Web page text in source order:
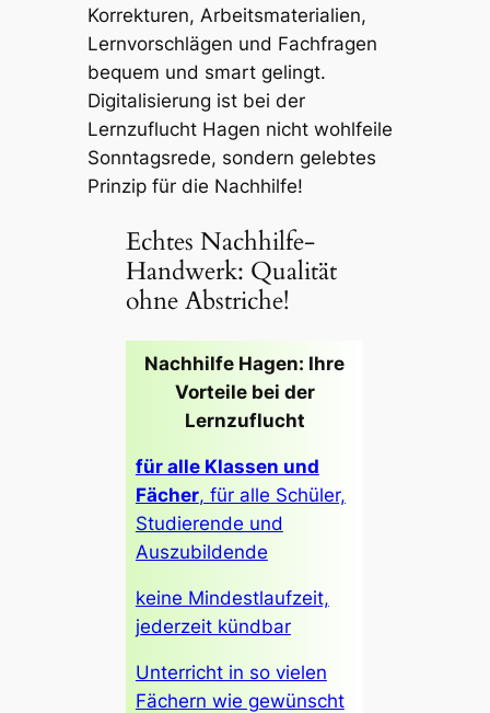
Korrekturen, Arbeitsmaterialien,
Lernvorschlägen und Fachfragen
bequem und smart gelingt.
Digitalisierung ist bei der
Lernzuflucht Hagen nicht wohlfeile
Sonntagsrede, sondern gelebtes
Prinzip für die Nachhilfe!
Echtes Nachhilfe-
Handwerk: Qualität
ohne Abstriche!
Nachhilfe Hagen: Ihre
Vorteile bei der
Lernzuflucht
für alle Klassen und
Fächer, für alle Schüler,
Studierende und
Auszubildende
keine Mindestlaufzeit,
jederzeit kündbar
Unterricht in so vielen
Fächern wie gewünscht